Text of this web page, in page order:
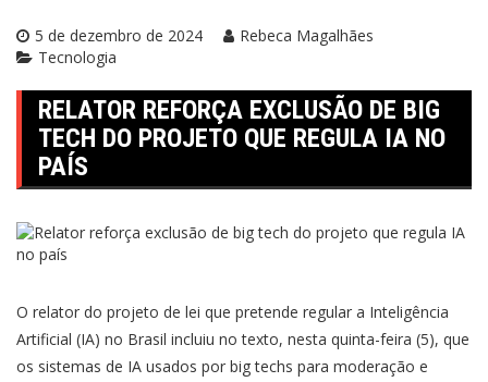
5 de dezembro de 2024
Rebeca Magalhães
Tecnologia
RELATOR REFORÇA EXCLUSÃO DE BIG
TECH DO PROJETO QUE REGULA IA NO
PAÍS
O relator do projeto de lei que pretende regular a Inteligência
Artificial (IA) no Brasil incluiu no texto, nesta quinta-feira (5), que
os sistemas de IA usados por big techs para moderação e